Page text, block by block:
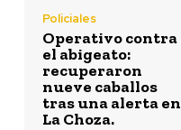
Policiales
Operativo contra
el abigeato:
recuperaron
nueve caballos
tras una alerta en
La Choza.